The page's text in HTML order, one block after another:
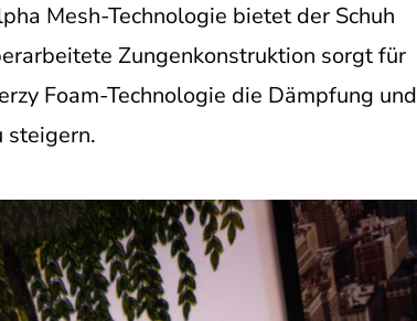
Mesh-Technologie bietet der Schuh
Zungenkonstruktion sorgt für
Foam-Technologie die Dämpfung und
steigern.